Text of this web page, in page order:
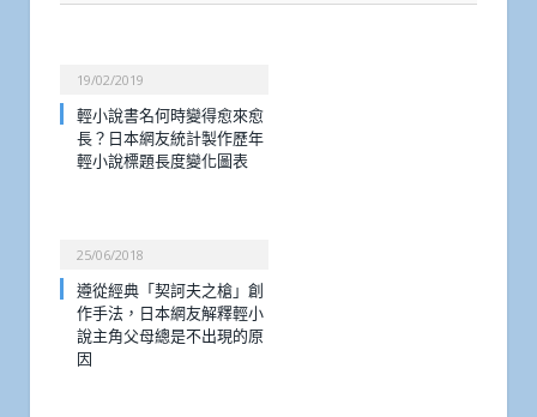
19/02/2019
輕小說書名何時變得愈來愈
長？日本網友統計製作歷年
輕小說標題長度變化圖表
25/06/2018
遵從經典「契訶夫之槍」創
作手法，日本網友解釋輕小
說主角父母總是不出現的原
因